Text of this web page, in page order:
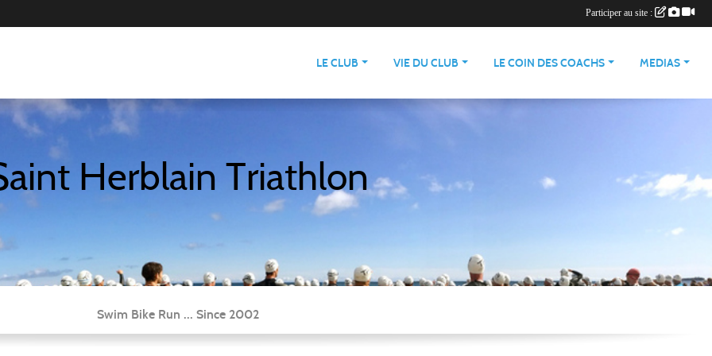
LE CLUB VIE DU CLUB LE COIN DES COACHS MEDIAS
Herblain Triathlon
Swim Bike Run ... Since 2002
Participer au site :